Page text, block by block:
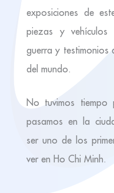
exposiciones de
piezas y
guerra y testimonios
del mundo.
No tuvimos
pasamos en la
ser uno de los
ver en Ho Chi Minh.